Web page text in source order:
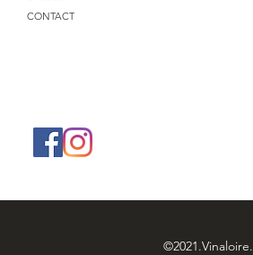
CONTACT
©2021.Vinaloire.